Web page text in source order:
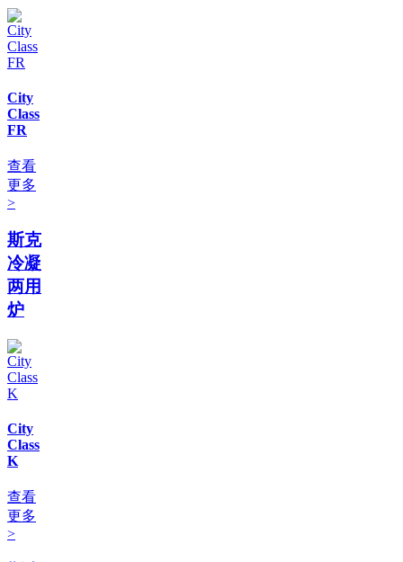
City
Class
FR
查看
更多
>
斯克
冷凝
两用
炉
City
Class
K
查看
更多
>